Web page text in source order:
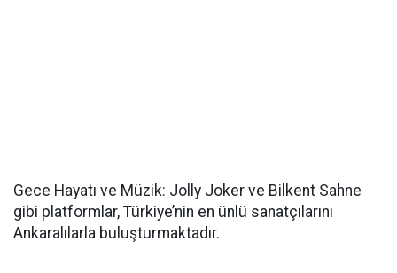
Gece Hayatı ve Müzik: Jolly Joker ve Bilkent Sahne
gibi platformlar, Türkiye’nin en ünlü sanatçılarını
Ankaralılarla buluşturmaktadır.